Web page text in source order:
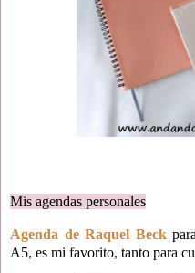
Mis agendas personales
Agenda de Raquel Beck
A5, es mi favorito, tanto para